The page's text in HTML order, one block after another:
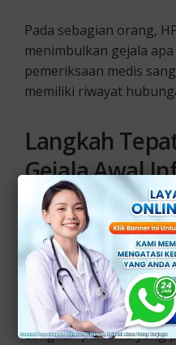
Pada sebagian orang,
menimbulkan gejala
pemeriksaan medis
memiliki riwayat
Langkah
Gejala Awal
Berikut beberapa
dilakukan, untuk
HPV dan mencegah
1. Segera
Langkah pertama yang